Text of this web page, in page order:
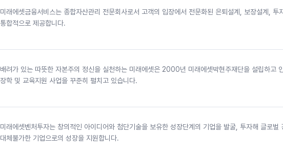
미래에셋금융서비스는 종합자산관리 전문회사로서 고객의 입장에서 전문화된 은퇴설계, 보장설계, 투
통합적으로 제공합니다.
배려가 있는 따뜻한 자본주의 정신을 실천하는 미래에셋은 2000년 미래에셋박현주재단을 설립하고
장학 및 교육지원 사업을 꾸준히 펼치고 있습니다.
미래에셋벤처투자는 창의적인 아이디어와 첨단기술을 보유한 성장단계의 기업을 발굴, 투자해 글로벌
대체불가한 기업으로의 성장을 지원합니다.